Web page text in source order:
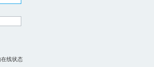
线状态